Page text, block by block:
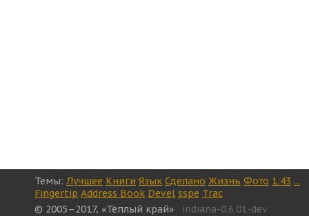
Темы: Лучшее Книги Язык Сделано Жизнь Фото 1:43 ...
Fingertip Address Book Devel sspe Trac
© 2005–2017, «Тёплый край»
indiana-0.6.01-dev